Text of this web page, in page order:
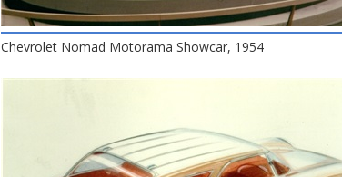
Chevrolet Nomad Motorama Showcar, 1954